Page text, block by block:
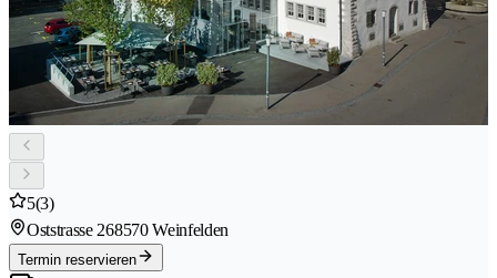
5(3)
Oststrasse 268570 Weinfelden
Termin reservieren